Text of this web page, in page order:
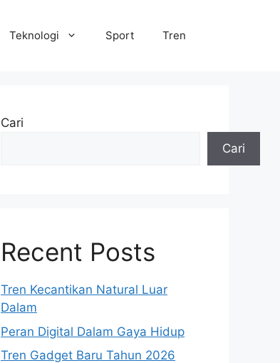
Teknologi Sport Tren
Cari
Cari
Recent Posts
Tren Kecantikan Natural Luar
Dalam
Peran Digital Dalam Gaya Hidup
Tren Gadget Baru Tahun 2026